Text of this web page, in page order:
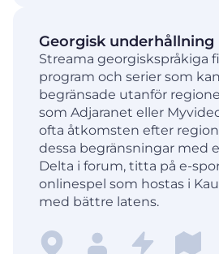
Georgisk underhållning
Streama georgiskspråkiga
program och serier som
begränsade utanför
som Adjaranet eller
ofta åtkomsten efter
dessa begränsningar med
Delta i forum, titta på e-
onlinespel som hostas i
med bättre latens.